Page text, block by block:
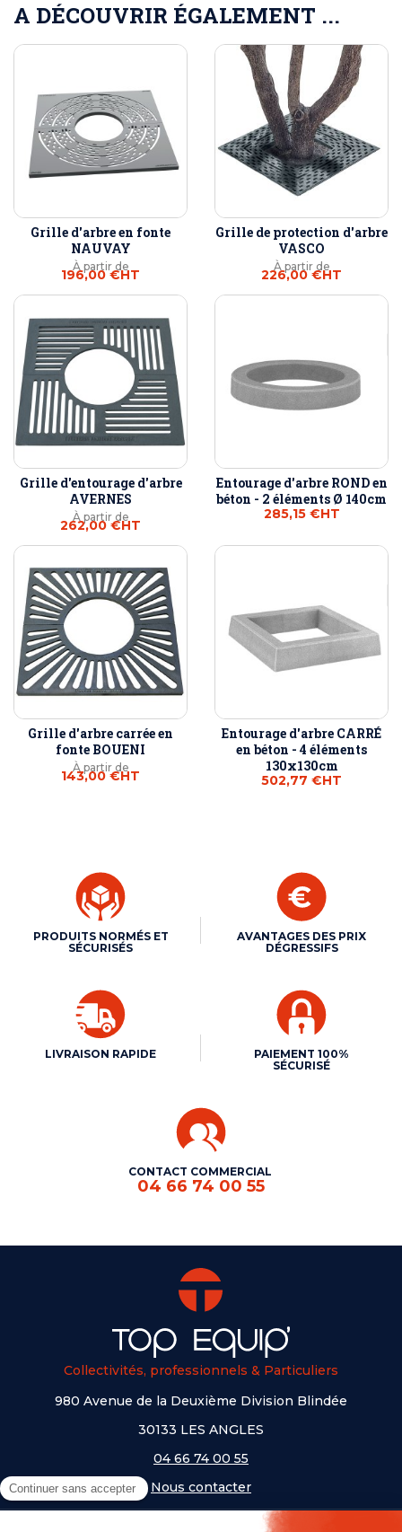
A DÉCOUVRIR ÉGALEMENT ...
Grille d'arbre en fonte
NAUVAY
À partir de
196,00 €HT
Grille de protection d'arbre
VASCO
À partir de
226,00 €HT
Grille d'entourage d'arbre
AVERNES
À partir de
262,00 €HT
Entourage d'arbre ROND en
béton - 2 éléments Ø 140cm
285,15 €HT
Grille d'arbre carrée en
fonte BOUENI
À partir de
143,00 €HT
Entourage d'arbre CARRÉ
en béton - 4 éléments
130x130cm
502,77 €HT
PRODUITS NORMÉS ET
SÉCURISÉS
AVANTAGES DES PRIX
DÉGRESSIFS
LIVRAISON RAPIDE
PAIEMENT 100%
SÉCURISÉ
CONTACT COMMERCIAL
04 66 74 00 55
Collectivités, professionnels & Particuliers
980 Avenue de la Deuxième Division Blindée
30133 LES ANGLES
04 66 74 00 55
Nous contacter